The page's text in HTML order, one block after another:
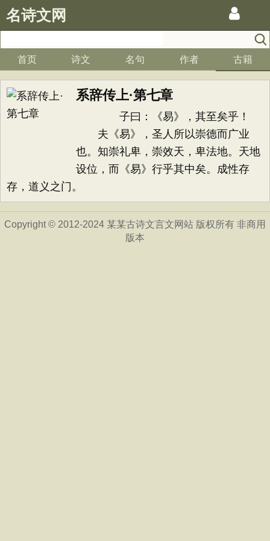
名诗文网
首页 诗文 名句 作者 古籍
系辞传上·第七章
子曰：《易》，其至矣乎！
夫《易》，圣人所以崇德而广业
也。知崇礼卑，崇效天，卑法地。天地
设位，而《易》行乎其中矣。成性存
存，道义之门。
Copyright © 2012-2024 某某古诗文言文网站 版权所有 非商用
版本